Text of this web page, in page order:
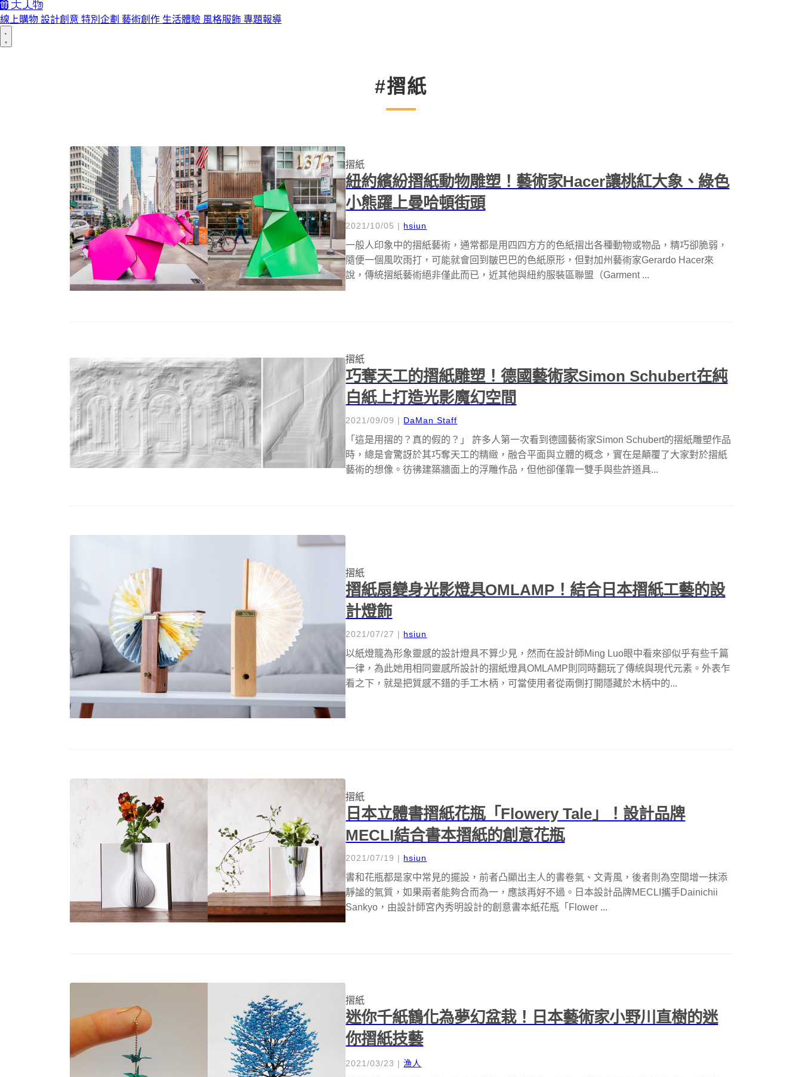
線上購物 設計創意 特別企劃 藝術創作 生活體驗 風格服飾 專題報導
#摺紙
摺紙
紐約繽紛摺紙動物雕塑！藝術家Hacer讓桃紅大象、綠色
小熊躍上曼哈頓街頭
2021/10/05 | hsiun
一般人印象中的摺紙藝術，通常都是用四四方方的色紙摺出各種動物或物品，精巧卻脆弱，
隨便一個風吹雨打，可能就會回到皺巴巴的色紙原形，但對加州藝術家Gerardo Hacer來
說，傳統摺紙藝術絕非僅此而已，近其他與紐約服裝區聯盟（Garment ...
摺紙
巧奪天工的摺紙雕塑！德國藝術家Simon Schubert在純
白紙上打造光影魔幻空間
2021/09/09 | DaMan Staff
「這是用摺的？真的假的？」 許多人第一次看到德國藝術家Simon Schubert的摺紙雕塑作品
時，總是會驚訝於其巧奪天工的精緻，融合平面與立體的概念，實在是顛覆了大家對於摺紙
藝術的想像。彷彿建築牆面上的浮雕作品，但他卻僅靠一雙手與些許道具...
摺紙
摺紙扇變身光影燈具OMLAMP！結合日本摺紙工藝的設
計燈飾
2021/07/27 | hsiun
以紙燈籠為形象靈感的設計燈具不算少見，然而在設計師Ming Luo眼中看來卻似乎有些千篇
一律，為此她用相同靈感所設計的摺紙燈具OMLAMP則同時翻玩了傳統與現代元素。外表乍
看之下，就是把質感不錯的手工木柄，可當使用者從兩側打開隱藏於木柄中的...
摺紙
日本立體書摺紙花瓶「Flowery Tale」！設計品牌
MECLI結合書本摺紙的創意花瓶
2021/07/19 | hsiun
書和花瓶都是家中常見的擺設，前者凸顯出主人的書卷氣、文青風，後者則為空間增一抹添
靜謐的氣質，如果兩者能夠合而為一，應該再好不過。日本設計品牌MECLI攜手Dainichii
Sankyo，由設計師宮內秀明設計的創意書本紙花瓶「Flower ...
摺紙
迷你千紙鶴化為夢幻盆栽！日本藝術家小野川直樹的迷
你摺紙技藝
2021/03/23 |漁人